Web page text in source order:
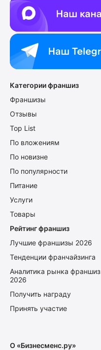
Категории франшиз
Франшизы
Отзывы
Top List
По вложениям
По новизне
По популярности
Питание
Услуги
Товары
Рейтинг франшиз
Лучшие франшизы 2026
Тенденции франчайзинга
Аналитика рынка франшиз
2026
Получить награду
Принять участие
О «Бизнесменс.ру»